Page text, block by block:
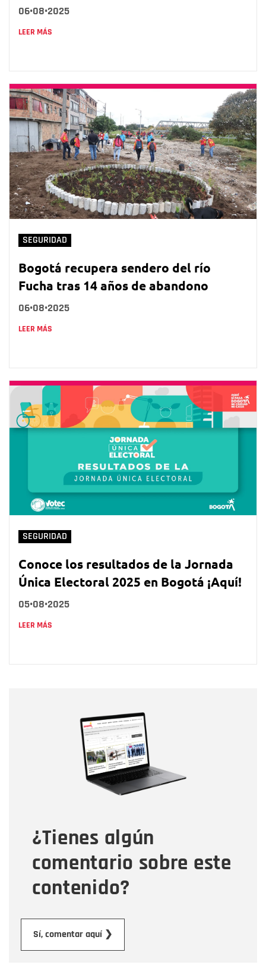
06•08•2025
LEER MÁS
SEGURIDAD
Bogotá recupera sendero del río
Fucha tras 14 años de abandono
06•08•2025
LEER MÁS
SEGURIDAD
Conoce los resultados de la Jornada
Única Electoral 2025 en Bogotá ¡Aquí!
05•08•2025
LEER MÁS
¿Tienes algún
comentario sobre este
contenido?
Sí, comentar aquí ❯
Correo electrónico
Tipo de comentario
Mensaje